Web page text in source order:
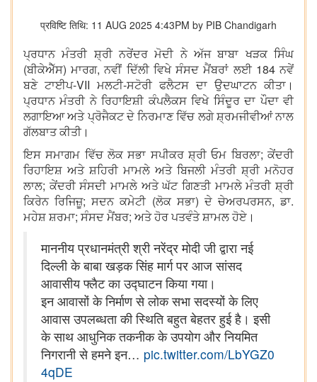
प्रविष्टि तिथि: 11 AUG 2025 4:43PM by PIB Chandigarh
ਪ੍ਰਧਾਨ ਮੰਤਰੀ ਸ਼੍ਰੀ ਨਰੇਂਦਰ ਮੋਦੀ ਨੇ ਅੱਜ ਬਾਬਾ ਖੜਕ ਸਿੰਘ
(ਬੀਕੇਐੱਸ) ਮਾਰਗ, ਨਵੀਂ ਦਿੱਲੀ ਵਿਖੇ ਸੰਸਦ ਮੈਂਬਰਾਂ ਲਈ 184 ਨਵੇਂ
ਬਣੇ ਟਾਈਪ-VII ਮਲਟੀ-ਸਟੋਰੀ ਫਲੈਟਸ ਦਾ ਉਦਘਾਟਨ ਕੀਤਾ।
ਪ੍ਰਧਾਨ ਮੰਤਰੀ ਨੇ ਰਿਹਾਇਸ਼ੀ ਕੰਪਲੈਕਸ ਵਿਖੇ ਸਿੰਦੂਰ ਦਾ ਪੌਦਾ ਵੀ
ਲਗਾਇਆ ਅਤੇ ਪ੍ਰੋਜੈਕਟ ਦੇ ਨਿਰਮਾਣ ਵਿੱਚ ਲਗੇ ਸ਼੍ਰਮਜੀਵੀਆਂ ਨਾਲ
ਗੱਲਬਾਤ ਕੀਤੀ।
ਇਸ ਸਮਾਗਮ ਵਿੱਚ ਲੋਕ ਸਭਾ ਸਪੀਕਰ ਸ਼੍ਰੀ ਓਮ ਬਿਰਲਾ; ਕੇਂਦਰੀ
ਰਿਹਾਇਸ਼ ਅਤੇ ਸ਼ਹਿਰੀ ਮਾਮਲੇ ਅਤੇ ਬਿਜਲੀ ਮੰਤਰੀ ਸ਼੍ਰੀ ਮਨੋਹਰ
ਲਾਲ; ਕੇਂਦਰੀ ਸੰਸਦੀ ਮਾਮਲੇ ਅਤੇ ਘੱਟ ਗਿਣਤੀ ਮਾਮਲੇ ਮੰਤਰੀ ਸ਼੍ਰੀ
ਕਿਰੇਨ ਰਿਜਿਜ਼ੂ; ਸਦਨ ਕਮੇਟੀ (ਲੋਕ ਸਭਾ) ਦੇ ਚੇਅਰਪਰਸਨ, ਡਾ.
ਮਹੇਸ਼ ਸ਼ਰਮਾ; ਸੰਸਦ ਮੈਂਬਰ; ਅਤੇ ਹੋਰ ਪਤਵੰਤੇ ਸ਼ਾਮਲ ਹੋਏ।
माननीय प्रधानमंत्री श्री नरेंद्र मोदी जी द्वारा नई
दिल्ली के बाबा खड़क सिंह मार्ग पर आज सांसद
आवासीय फ्लैट का उद्घाटन किया गया।
इन आवासों के निर्माण से लोक सभा सदस्यों के लिए
आवास उपलब्धता की स्थिति बहुत बेहतर हुई है। इसी
के साथ आधुनिक तकनीक के उपयोग और नियमित
निगरानी से हमने इन… pic.twitter.com/LbYGZ0
4qDE